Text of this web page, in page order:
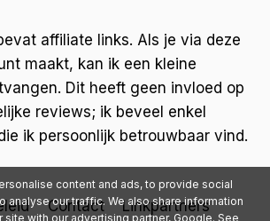
affiliate links. Als je via deze
maakt, kan ik een kleine
Dit heeft geen invloed op
reviews; ik beveel enkel
ik persoonlijk betrouwbaar vind.
Contact Linkpartners
content and ads, to provide social
analyse our traffic. We also share information
site with our advertising partner, Google. See